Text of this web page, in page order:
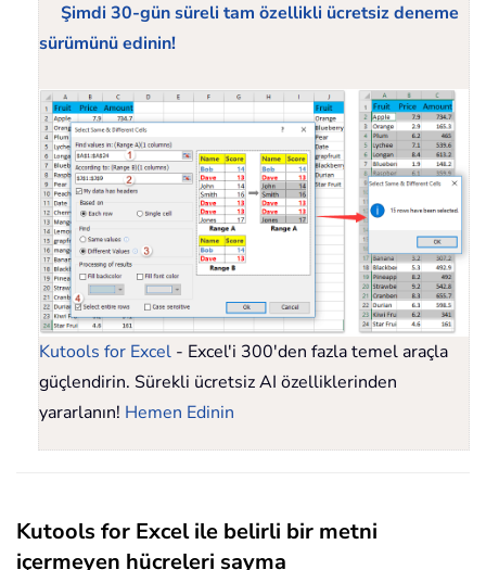
Şimdi 30-gün süreli tam özellikli ücretsiz deneme
sürümünü edinin!
Kutools for Excel - Excel'i 300'den fazla temel araçla
güçlendirin. Sürekli ücretsiz AI özelliklerinden
yararlanın! Hemen Edinin
Kutools for Excel ile belirli bir metni
içermeyen hücreleri sayma